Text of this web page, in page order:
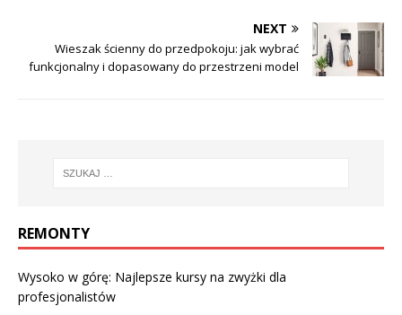
NEXT
Wieszak ścienny do przedpokoju: jak wybrać
funkcjonalny i dopasowany do przestrzeni model
REMONTY
Wysoko w górę: Najlepsze kursy na zwyżki dla
profesjonalistów